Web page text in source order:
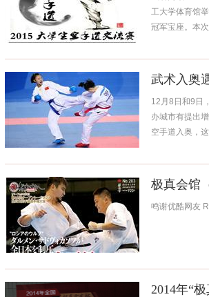
工大学体育馆
冠军宝座。本
武术入奥
12月8日和9日
办城市有提出
空手道入奥，
极真会馆
鸣谢优酷网友
2014年“